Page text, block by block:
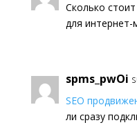
Сколько стоит
для интернет-
spms_pwOi
SEO
ли сразу